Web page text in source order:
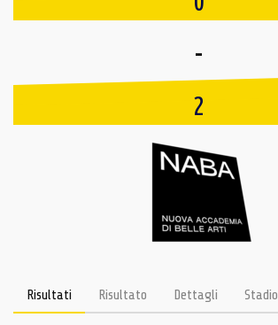
-
2
Risultati Risultato Dettagli Stadio